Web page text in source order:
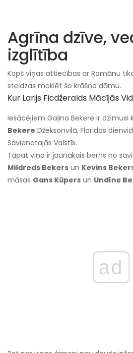
Agrīna dzīve,
izglītība
Kopš viņas attiecības ar Romānu
steidzas meklēt šo krāšņo dāmu.
Kur Larijs Ficdžeralds Mācījās
Iesācējiem Gaļina Bekere ir dzimusi
Bekere Džeksonvilā, Floridas
Savienotajās Valstīs.
Tāpat viņa ir jaunākais bērns no
Mildreds Bekers un Kevins
māsas Gans Kūpers un Undīne
ad